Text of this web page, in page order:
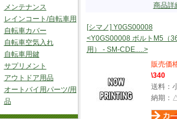
メンテナンス
レインコート/自転車用
自転車カバー
自転車空気入れ
自転車用鍵
サプリメント
アウトドア用品
オートバイ用パーツ/用
品
商品
[シマノ] Y0GS00008
<Y0GS00008 ボルトM5（
用） - SM-CDE.....>
販売価
\340
送料：
納期：